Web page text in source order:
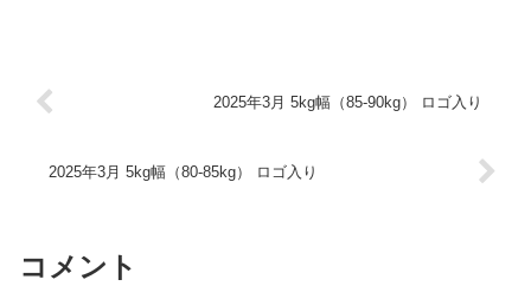
2025年3月 5kg幅（85-90kg） ロゴ入り
2025年3月 5kg幅（80-85kg） ロゴ入り
コメント